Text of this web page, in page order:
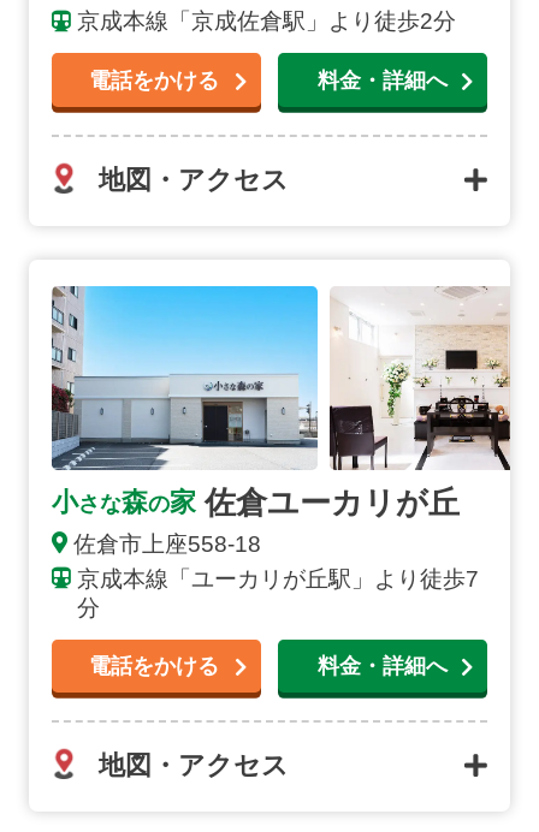
京成本線「京成佐倉駅」より徒歩2分
電話をかける 料金・詳細へ
地図・アクセス
小さな森の家 佐倉ユーカリが丘
佐倉市上座558-18
京成本線「ユーカリが丘駅」より徒歩7
分
電話をかける 料金・詳細へ
地図・アクセス